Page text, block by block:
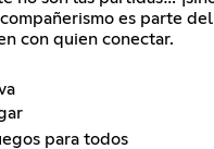
es parte
con quien conectar.
para todos